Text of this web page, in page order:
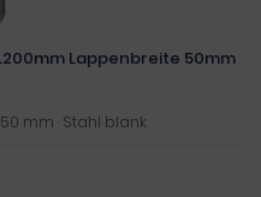
Lappenbreite 50mm
mm · Stahl blank